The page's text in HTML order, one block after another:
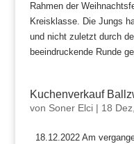
Rahmen der
Kreisklasse. Die Jungs
und nicht zuletzt durch
beeindruckende Runde
Kuchenverkauf
von Soner Elci| 18
18.12.2022 Am